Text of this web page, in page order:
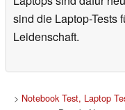
sind die Laptop-Tests
Leidenschaft.
> Notebook Test, Laptop